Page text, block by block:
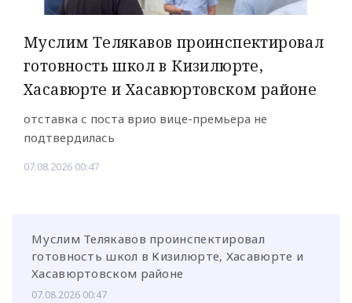
Муслим Телякавов проинспектировал
готовность школ в Кизилюрте,
Хасавюрте и Хасавюртовском районе
отставка с поста врио вице-премьера не
подтвердилась
07.08.2026 00:47
Муслим Телякавов проинспектировал
готовность школ в Кизилюрте, Хасавюрте и
Хасавюртовском районе
07.08.2026 00:47